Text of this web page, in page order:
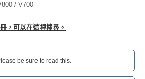
/ V700
，可以在這裡搜尋。
be sure to read this.‎